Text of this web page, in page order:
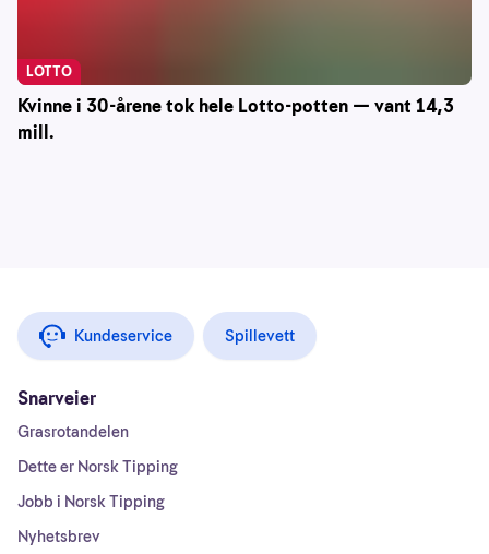
Kvinne i 30-årene tok hele Lotto-potten — vant 14,3
mill.
LOTTO
Kundeservice Spillevett
Snarveier
Grasrotandelen
Dette er Norsk Tipping
Jobb i Norsk Tipping
Nyhetsbrev